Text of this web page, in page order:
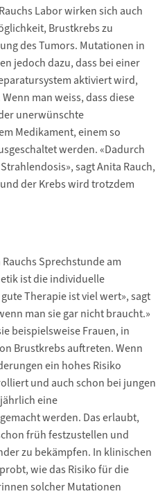
Labor wirken sich auch
Brustkrebs zu
des Tumors. Mutationen in
jedoch dazu, dass bei einer
aktiviert wird,
man weiss, dass diese
unerwünschte
Medikament, einem so
werden. «Dadurch
sagt Anita Rauch,
der Krebs wird trotzdem
Sprechstunde am
ist die individuelle
Therapie ist viel wert», sagt
man sie gar nicht braucht.»
beispielsweise Frauen, in
Brustkrebs auftreten. Wenn
ein hohes Risiko
und auch schon bei jungen
eine
werden. Das erlaubt,
früh festzustellen und
zu bekämpfen. In klinischen
wie das Risiko für die
solcher Mutationen